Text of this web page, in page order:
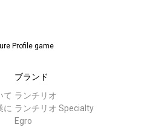
Profile game
て
に
ブランド
ランチリオ
ランチリオ Specialty
Egro